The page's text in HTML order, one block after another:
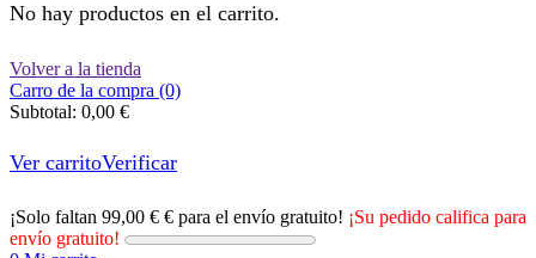
No hay productos en el carrito.
Volver a la tienda
Carro de la compra (0)
Subtotal: 0,00 €
Ver carritoVerificar
¡Solo faltan 99,00 € € para el envío gratuito! ¡Su pedido califica para
envío gratuito!